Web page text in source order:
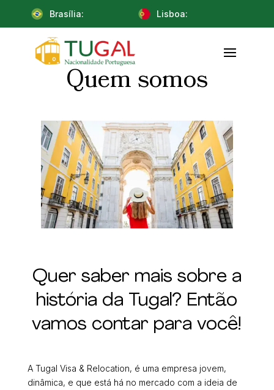
Brasília: Lisboa:
Quem somos
Quer saber mais sobre a
história da Tugal? Então
vamos contar para você!
A Tugal Visa & Relocation, é uma empresa jovem,
dinâmica, e que está há no mercado com a ideia de